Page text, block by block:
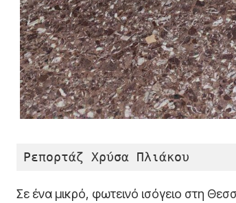
Ρεπορτάζ Χρύσα Πλιάκου
Σε ένα μικρό, φωτεινό ισόγειο στη